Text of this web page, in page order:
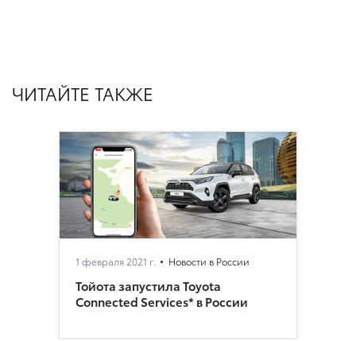
ЧИТАЙТЕ ТАКЖЕ
1 февраля 2021 г. Новости в России
Тойота запустила Toyota
Connected Services* в России